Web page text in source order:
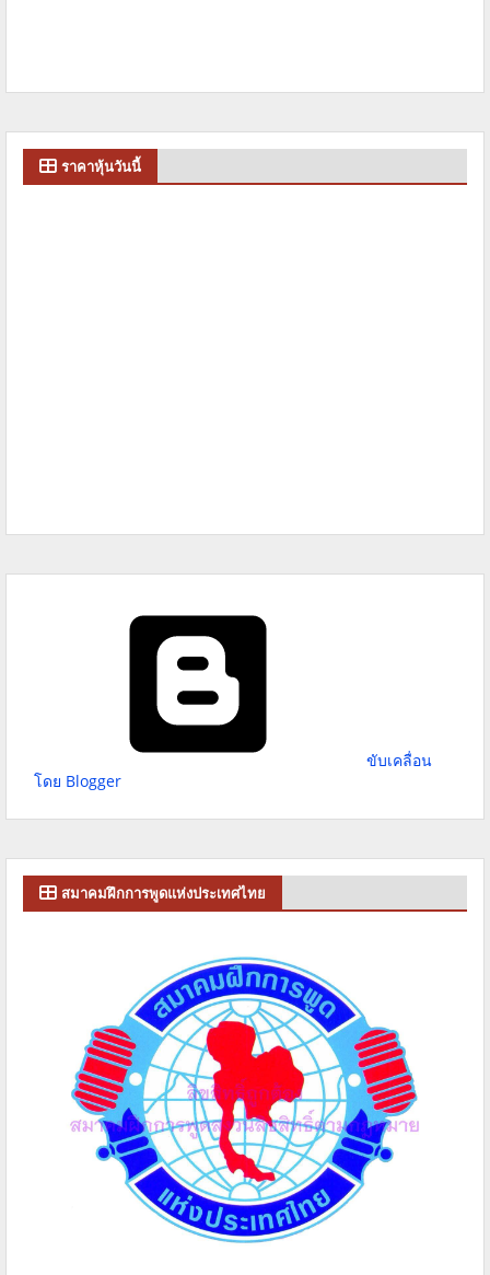
ราคาหุ้นวันนี้
ขับเคลื่อน
โดย Blogger
สมาคมฝึกการพูดแห่งประเทศไทย